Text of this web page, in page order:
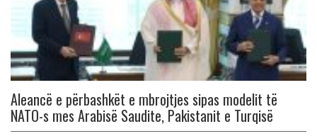
Aleancë e përbashkët e mbrojtjes sipas modelit të
NATO-s mes Arabisë Saudite, Pakistanit e Turqisë